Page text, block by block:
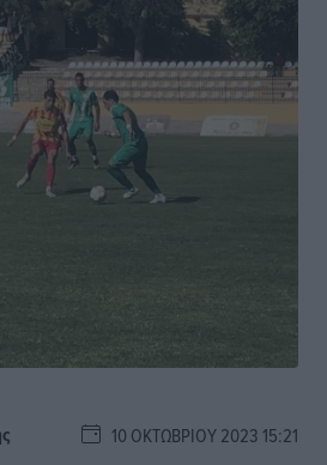
10 ΟΚΤΩΒΡΊΟΥ 2023 15:21